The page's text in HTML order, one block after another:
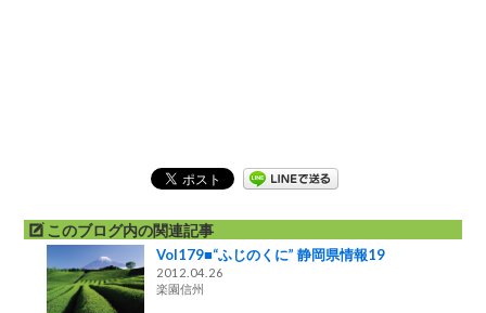
このブログ内の関連記事
Vol179■“ふじのくに” 静岡県情報19
2012.04.26
楽園信州